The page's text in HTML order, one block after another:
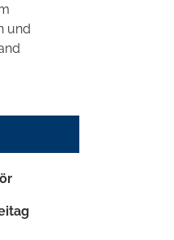
und